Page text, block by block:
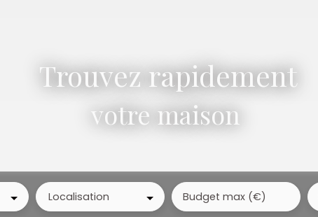
Trouvez rapidement
votre maison
Localisation Budget max (€)